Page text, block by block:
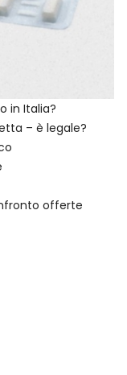
in Italia?
– è legale?
offerte